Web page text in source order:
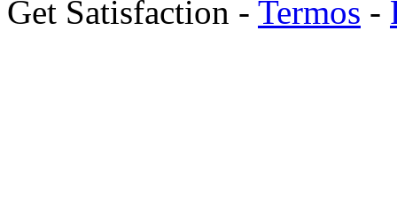
Get Satisfaction - Termos -